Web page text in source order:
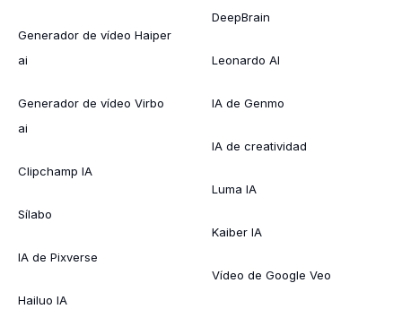
Generador de vídeo Haiper
ai
Generador de vídeo Virbo
ai
Clipchamp IA
Sílabo
IA de Pixverse
Hailuo IA
DeepBrain
Leonardo AI
IA de Genmo
IA de creatividad
Luma IA
Kaiber IA
Vídeo de Google Veo